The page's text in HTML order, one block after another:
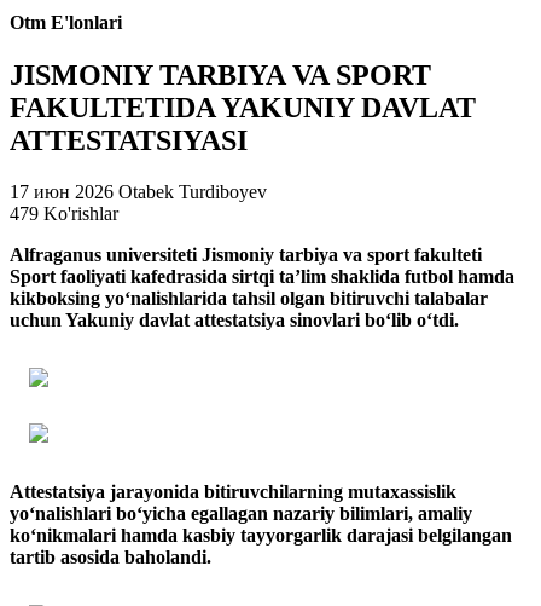
Otm E'lonlari
JISMONIY TARBIYA VA SPORT
FAKULTETIDA YAKUNIY DAVLAT
ATTESTATSIYASI
17 июн 2026 Otabek Turdiboyev
479 Ko'rishlar
Alfraganus universiteti Jismoniy tarbiya va sport fakulteti
Sport faoliyati kafedrasida sirtqi ta’lim shaklida futbol hamda
kikboksing yo‘nalishlarida tahsil olgan bitiruvchi talabalar
uchun Yakuniy davlat attestatsiya sinovlari bo‘lib o‘tdi.
Attestatsiya jarayonida bitiruvchilarning mutaxassislik
yo‘nalishlari bo‘yicha egallagan nazariy bilimlari, amaliy
ko‘nikmalari hamda kasbiy tayyorgarlik darajasi belgilangan
tartib asosida baholandi.